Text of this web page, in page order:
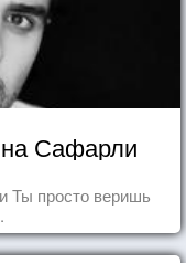
Сафарли
Ты просто веришь